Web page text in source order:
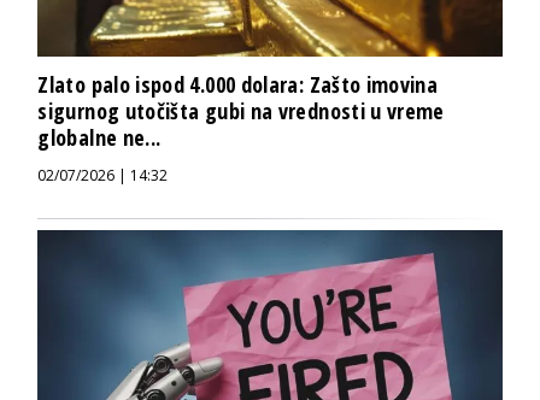
Zlato palo ispod 4.000 dolara: Zašto imovina
sigurnog utočišta gubi na vrednosti u vreme
globalne ne...
02/07/2026 | 14:32